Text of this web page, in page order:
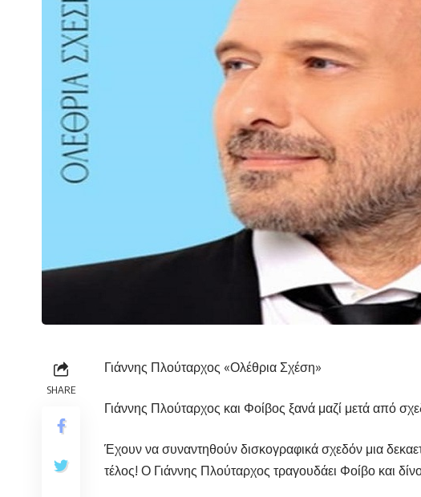
SHARE
Γιάννης Πλούταρχος «Ολέθρια Σχέση»
Γιάννης Πλούταρχος και Φοίβος ξανά μαζί μετά από
Έχουν να συναντηθούν δισκογραφικά σχεδόν μια
τέλος! Ο Γιάννης Πλούταρχος τραγουδάει Φοίβο και